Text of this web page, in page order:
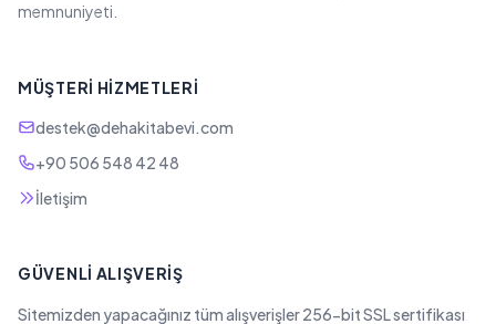
memnuniyeti.
MÜŞTERI HIZMETLERI
destek@dehakitabevi.com
+90 506 548 42 48
İletişim
GÜVENLI ALIŞVERIŞ
Sitemizden yapacağınız tüm alışverişler 256-bit SSL sertifikası